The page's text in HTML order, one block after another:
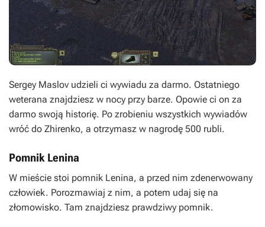
Sergey Maslov udzieli ci wywiadu za darmo. Ostatniego
weterana znajdziesz w nocy przy barze. Opowie ci on za
darmo swoją historię. Po zrobieniu wszystkich wywiadów
wróć do Zhirenko, a otrzymasz w nagrodę 500 rubli.
Pomnik Lenina
W mieście stoi pomnik Lenina, a przed nim zdenerwowany
człowiek. Porozmawiaj z nim, a potem udaj się na
złomowisko. Tam znajdziesz prawdziwy pomnik.